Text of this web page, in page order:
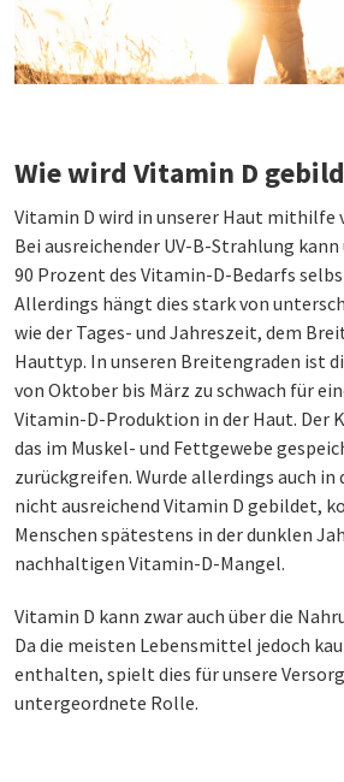
Wie wird Vitamin D
Vitamin D wird in unserer Haut mithilfe
Bei ausreichender UV-B-Strahlung
90 Prozent des Vitamin-D-Bedarfs
Allerdings hängt dies stark von
wie der Tages- und Jahreszeit, dem
Hauttyp. In unseren Breitengraden ist
von Oktober bis März zu schwach für
Vitamin-D-Produktion in der Haut. Der
das im Muskel- und Fettgewebe
zurückgreifen. Wurde allerdings auch
nicht ausreichend Vitamin D gebildet,
Menschen spätestens in der dunklen
nachhaltigen Vitamin-D-Mangel.
Vitamin D kann zwar auch über die
Da die meisten Lebensmittel jedoch
enthalten, spielt dies für unsere
untergeordnete Rolle.